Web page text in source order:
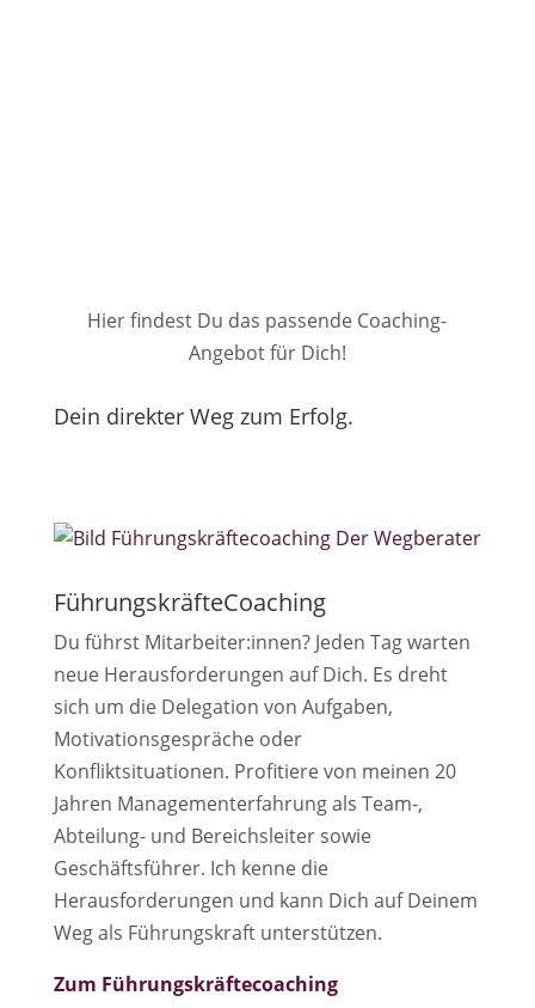
Hier findest Du das passende Coaching-
Angebot für Dich!
Dein direkter Weg zum Erfolg.
FührungskräfteCoaching
Du führst Mitarbeiter:innen? Jeden Tag warten
neue Herausforderungen auf Dich. Es dreht
sich um die Delegation von Aufgaben,
Motivationsgespräche oder
Konfliktsituationen. Profitiere von meinen 20
Jahren Managementerfahrung als Team-,
Abteilung- und Bereichsleiter sowie
Geschäftsführer. Ich kenne die
Herausforderungen und kann Dich auf Deinem
Weg als Führungskraft unterstützen.
Zum Führungskräftecoaching